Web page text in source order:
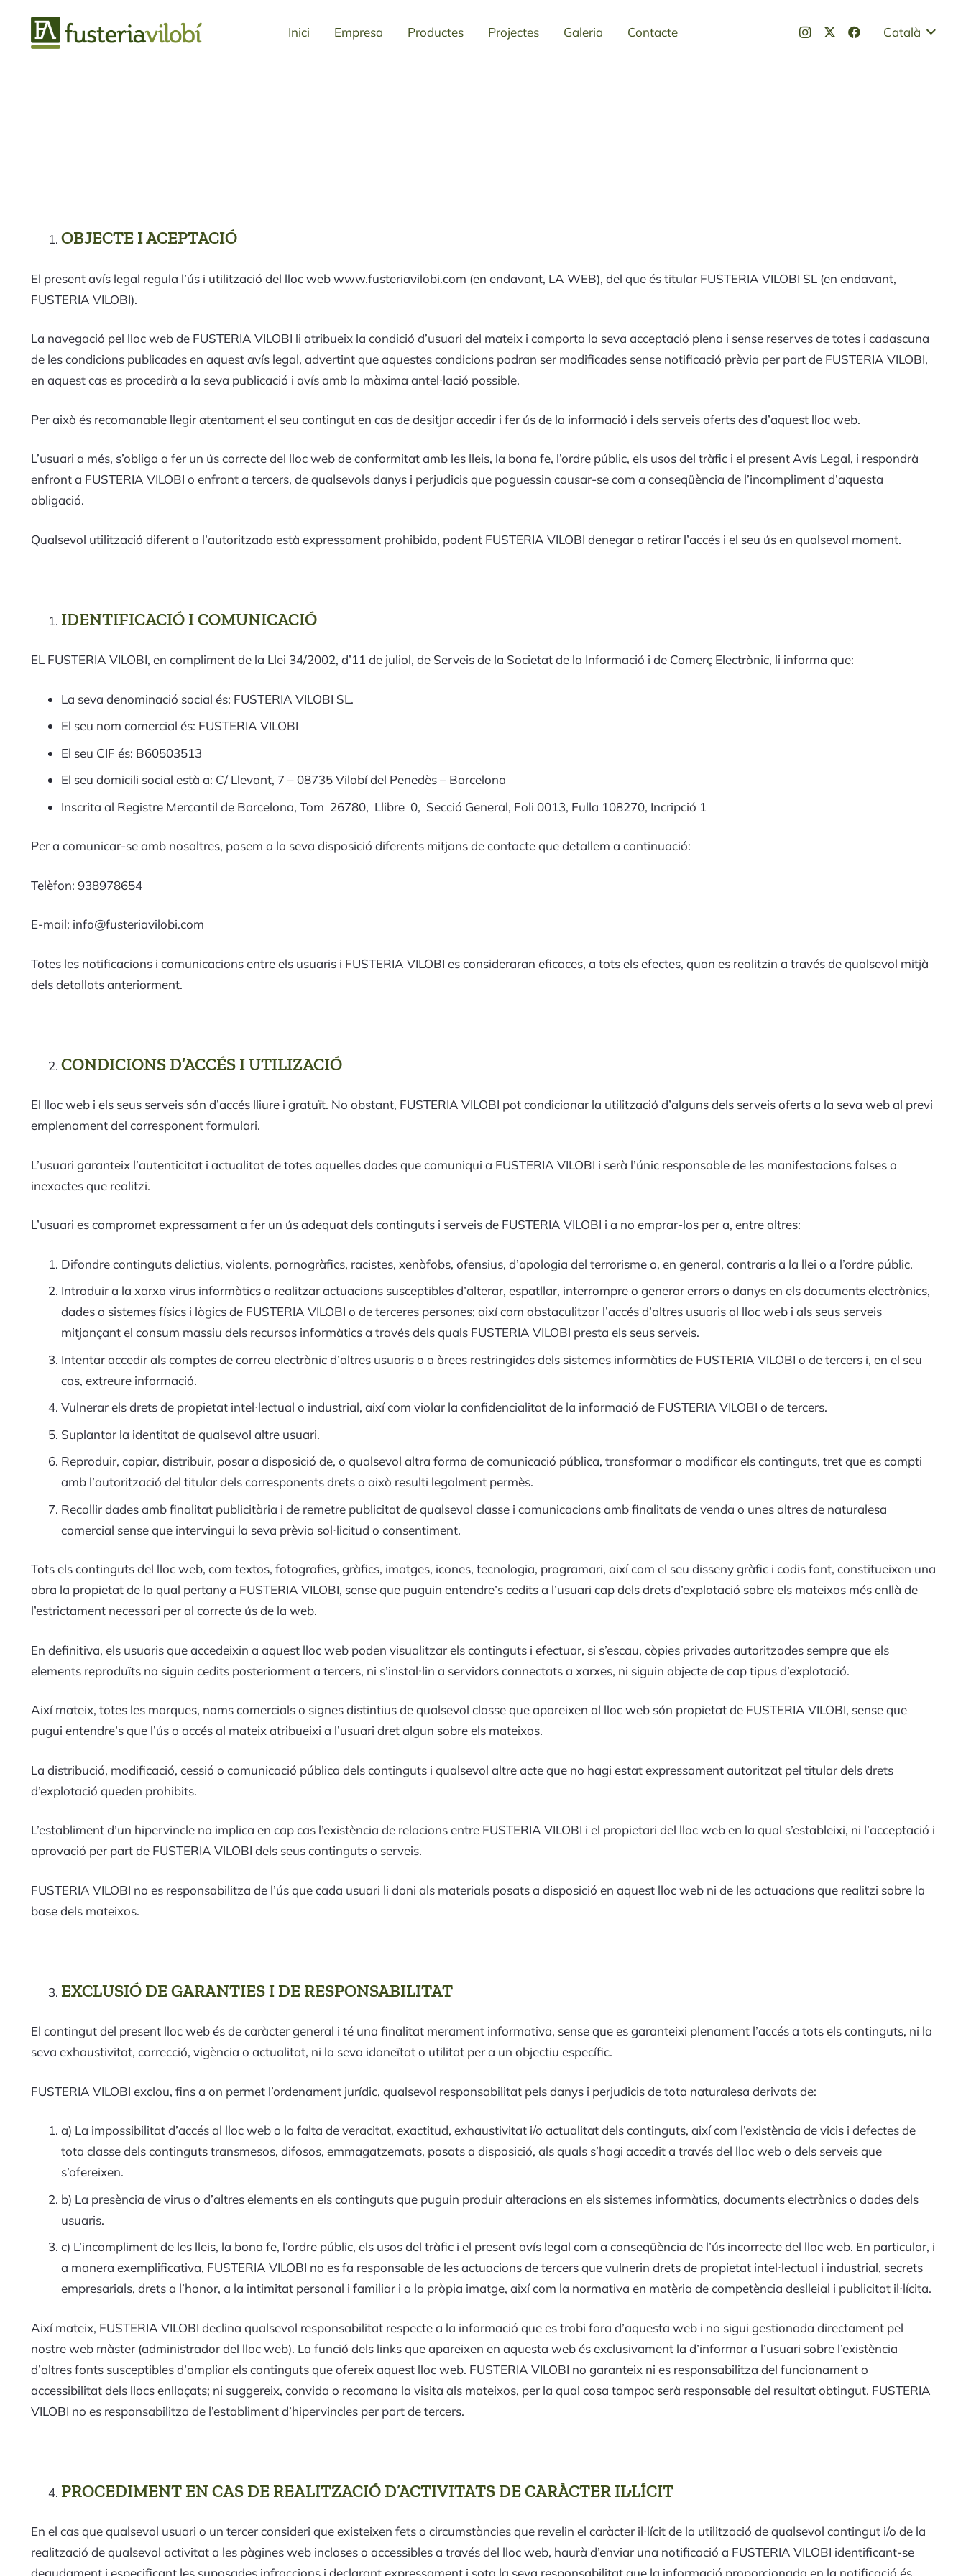
Inici Empresa Productes Projectes Galeria Contacte Català
OBJECTE I ACEPTACIÓ
El present avís legal regula l’ús i utilització del lloc web www.fusteriavilobi.com (en endavant, LA WEB), del que és titular FUSTERIA VILOBI SL (en endavant,
FUSTERIA VILOBI).
La navegació pel lloc web de FUSTERIA VILOBI li atribueix la condició d’usuari del mateix i comporta la seva acceptació plena i sense reserves de totes i cadascuna
de les condicions publicades en aquest avís legal, advertint que aquestes condicions podran ser modificades sense notificació prèvia per part de FUSTERIA VILOBI,
en aquest cas es procedirà a la seva publicació i avís amb la màxima antel·lació possible.
Per això és recomanable llegir atentament el seu contingut en cas de desitjar accedir i fer ús de la informació i dels serveis oferts des d’aquest lloc web.
L’usuari a més, s’obliga a fer un ús correcte del lloc web de conformitat amb les lleis, la bona fe, l’ordre públic, els usos del tràfic i el present Avís Legal, i respondrà
enfront a FUSTERIA VILOBI o enfront a tercers, de qualsevols danys i perjudicis que poguessin causar-se com a conseqüència de l’incompliment d’aquesta
obligació.
Qualsevol utilització diferent a l’autoritzada està expressament prohibida, podent FUSTERIA VILOBI denegar o retirar l’accés i el seu ús en qualsevol moment.
IDENTIFICACIÓ I COMUNICACIÓ
EL FUSTERIA VILOBI, en compliment de la Llei 34/2002, d’11 de juliol, de Serveis de la Societat de la Informació i de Comerç Electrònic, li informa que:
La seva denominació social és: FUSTERIA VILOBI SL.
El seu nom comercial és: FUSTERIA VILOBI
El seu CIF és: B60503513
El seu domicili social està a: C/ Llevant, 7 – 08735 Vilobí del Penedès – Barcelona
Inscrita al Registre Mercantil de Barcelona, Tom 26780, Llibre 0, Secció General, Foli 0013, Fulla 108270, Incripció 1
Per a comunicar-se amb nosaltres, posem a la seva disposició diferents mitjans de contacte que detallem a continuació:
Telèfon: 938978654
E-mail: info@fusteriavilobi.com
Totes les notificacions i comunicacions entre els usuaris i FUSTERIA VILOBI es consideraran eficaces, a tots els efectes, quan es realitzin a través de qualsevol mitjà
dels detallats anteriorment.
CONDICIONS D’ACCÉS I UTILIZACIÓ
El lloc web i els seus serveis són d’accés lliure i gratuït. No obstant, FUSTERIA VILOBI pot condicionar la utilització d’alguns dels serveis oferts a la seva web al previ
emplenament del corresponent formulari.
L’usuari garanteix l’autenticitat i actualitat de totes aquelles dades que comuniqui a FUSTERIA VILOBI i serà l’únic responsable de les manifestacions falses o
inexactes que realitzi.
L’usuari es compromet expressament a fer un ús adequat dels continguts i serveis de FUSTERIA VILOBI i a no emprar-los per a, entre altres:
Difondre continguts delictius, violents, pornogràfics, racistes, xenòfobs, ofensius, d’apologia del terrorisme o, en general, contraris a la llei o a l’ordre públic.
Introduir a la xarxa virus informàtics o realitzar actuacions susceptibles d’alterar, espatllar, interrompre o generar errors o danys en els documents electrònics,
dades o sistemes físics i lògics de FUSTERIA VILOBI o de terceres persones; així com obstaculitzar l’accés d’altres usuaris al lloc web i als seus serveis
mitjançant el consum massiu dels recursos informàtics a través dels quals FUSTERIA VILOBI presta els seus serveis.
Intentar accedir als comptes de correu electrònic d’altres usuaris o a àrees restringides dels sistemes informàtics de FUSTERIA VILOBI o de tercers i, en el seu
cas, extreure informació.
Vulnerar els drets de propietat intel·lectual o industrial, així com violar la confidencialitat de la informació de FUSTERIA VILOBI o de tercers.
Suplantar la identitat de qualsevol altre usuari.
Reproduir, copiar, distribuir, posar a disposició de, o qualsevol altra forma de comunicació pública, transformar o modificar els continguts, tret que es compti
amb l’autorització del titular dels corresponents drets o això resulti legalment permès.
Recollir dades amb finalitat publicitària i de remetre publicitat de qualsevol classe i comunicacions amb finalitats de venda o unes altres de naturalesa
comercial sense que intervingui la seva prèvia sol·licitud o consentiment.
Tots els continguts del lloc web, com textos, fotografies, gràfics, imatges, icones, tecnologia, programari, així com el seu disseny gràfic i codis font, constitueixen una
obra la propietat de la qual pertany a FUSTERIA VILOBI, sense que puguin entendre’s cedits a l’usuari cap dels drets d’explotació sobre els mateixos més enllà de
l’estrictament necessari per al correcte ús de la web.
En definitiva, els usuaris que accedeixin a aquest lloc web poden visualitzar els continguts i efectuar, si s’escau, còpies privades autoritzades sempre que els
elements reproduïts no siguin cedits posteriorment a tercers, ni s’instal·lin a servidors connectats a xarxes, ni siguin objecte de cap tipus d’explotació.
Així mateix, totes les marques, noms comercials o signes distintius de qualsevol classe que apareixen al lloc web són propietat de FUSTERIA VILOBI, sense que
pugui entendre’s que l’ús o accés al mateix atribueixi a l’usuari dret algun sobre els mateixos.
La distribució, modificació, cessió o comunicació pública dels continguts i qualsevol altre acte que no hagi estat expressament autoritzat pel titular dels drets
d’explotació queden prohibits.
L’establiment d’un hipervincle no implica en cap cas l’existència de relacions entre FUSTERIA VILOBI i el propietari del lloc web en la qual s’estableixi, ni l’acceptació i
aprovació per part de FUSTERIA VILOBI dels seus continguts o serveis.
FUSTERIA VILOBI no es responsabilitza de l’ús que cada usuari li doni als materials posats a disposició en aquest lloc web ni de les actuacions que realitzi sobre la
base dels mateixos.
EXCLUSIÓ DE GARANTIES I DE RESPONSABILITAT
El contingut del present lloc web és de caràcter general i té una finalitat merament informativa, sense que es garanteixi plenament l’accés a tots els continguts, ni la
seva exhaustivitat, correcció, vigència o actualitat, ni la seva idoneïtat o utilitat per a un objectiu específic.
FUSTERIA VILOBI exclou, fins a on permet l’ordenament jurídic, qualsevol responsabilitat pels danys i perjudicis de tota naturalesa derivats de:
a) La impossibilitat d’accés al lloc web o la falta de veracitat, exactitud, exhaustivitat i/o actualitat dels continguts, així com l’existència de vicis i defectes de
tota classe dels continguts transmesos, difosos, emmagatzemats, posats a disposició, als quals s’hagi accedit a través del lloc web o dels serveis que
s’ofereixen.
b) La presència de virus o d’altres elements en els continguts que puguin produir alteracions en els sistemes informàtics, documents electrònics o dades dels
usuaris.
c) L’incompliment de les lleis, la bona fe, l’ordre públic, els usos del tràfic i el present avís legal com a conseqüència de l’ús incorrecte del lloc web. En particular, i
a manera exemplificativa, FUSTERIA VILOBI no es fa responsable de les actuacions de tercers que vulnerin drets de propietat intel·lectual i industrial, secrets
empresarials, drets a l’honor, a la intimitat personal i familiar i a la pròpia imatge, així com la normativa en matèria de competència deslleial i publicitat il·lícita.
Així mateix, FUSTERIA VILOBI declina qualsevol responsabilitat respecte a la informació que es trobi fora d’aquesta web i no sigui gestionada directament pel
nostre web màster (administrador del lloc web). La funció dels links que apareixen en aquesta web és exclusivament la d’informar a l’usuari sobre l’existència
d’altres fonts susceptibles d’ampliar els continguts que ofereix aquest lloc web. FUSTERIA VILOBI no garanteix ni es responsabilitza del funcionament o
accessibilitat dels llocs enllaçats; ni suggereix, convida o recomana la visita als mateixos, per la qual cosa tampoc serà responsable del resultat obtingut. FUSTERIA
VILOBI no es responsabilitza de l’establiment d’hipervincles per part de tercers.
PROCEDIMENT EN CAS DE REALITZACIÓ D’ACTIVITATS DE CARÀCTER IL·LÍCIT
En el cas que qualsevol usuari o un tercer consideri que existeixen fets o circumstàncies que revelin el caràcter il·lícit de la utilització de qualsevol contingut i/o de la
realització de qualsevol activitat a les pàgines web incloses o accessibles a través del lloc web, haurà d’enviar una notificació a FUSTERIA VILOBI identificant-se
degudament i especificant les suposades infraccions i declarant expressament i sota la seva responsabilitat que la informació proporcionada en la notificació és